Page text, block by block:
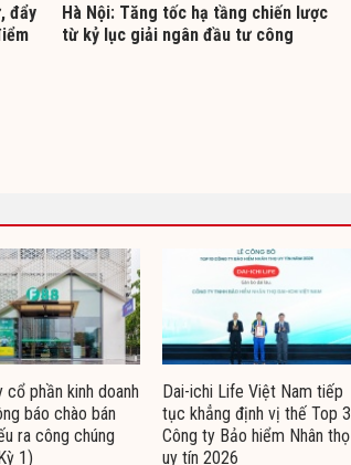
đẩy
Hà Nội: Tăng tốc hạ tầng chiến lược
từ kỷ lục giải ngân đầu tư công
cổ phần kinh doanh
báo chào bán
ra công chúng
1)
Dai-ichi Life Việt Nam tiếp
tục khẳng định vị thế Top 3
Công ty Bảo hiểm Nhân thọ
uy tín 2026